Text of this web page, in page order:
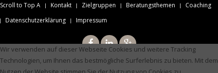
Scroll to Top A Kontakt Zielgruppen Beratungsthemen
Coaching
Datenschutzerklärung
Impressum
Copyright © 2026 stefanieschulz.de. Alle Rechte vorbehalten.
Wir verwenden auf dieser Webseite Cookies und weitere Tracking
Technologien, um Ihnen das bestmögliche Surferlebnis zu bieten. Mit dem